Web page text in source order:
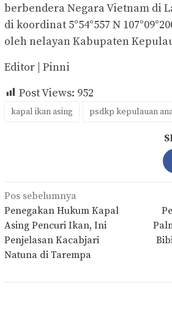
berbendera Negara Vietnam di
di koordinat 5°54°557 N
oleh nelayan Kabupaten
Editor | Pinni
Post Views: 952
kapal ikan asing psdkp kepulauan
Navigasi
pos
Pos sebelumnya
Penegakan Hukum Kapal
Asing Pencuri Ikan, Ini
Penjelasan Kacabjari
Natuna di Tarempa